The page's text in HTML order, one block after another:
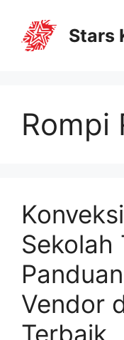
Stars
Rompi
Sekolah
Vendor
Terbaik